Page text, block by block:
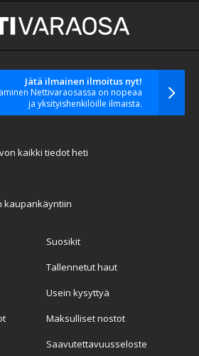
Jätä ilmainen ilmoitus nyt!
Nettivaraosassa on nopeaa
ja yksityishenkilöille ilmaista.
kaikki tiedot heti
kaupankäyntiin
Suosikit
Tallennetut haut
Usein kysyttyä
Maksulliset nostot
Saavutettavuusseloste